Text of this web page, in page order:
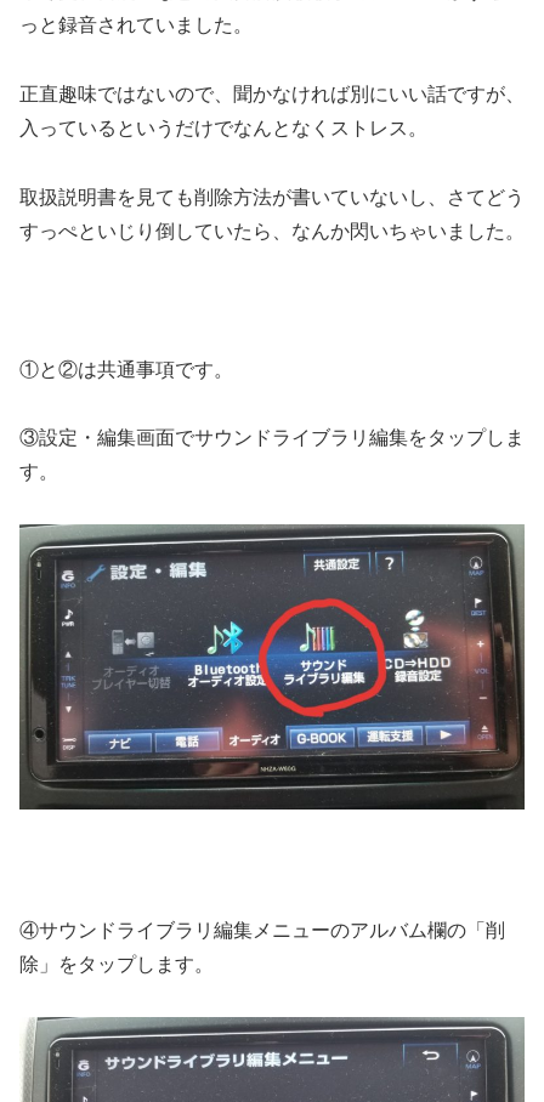
っと録音されていました。
正直趣味ではないので、聞かなければ別にいい話ですが、
入っているというだけでなんとなくストレス。
取扱説明書を見ても削除方法が書いていないし、さてどう
すっぺといじり倒していたら、なんか閃いちゃいました。
①と②は共通事項です。
③設定・編集画面でサウンドライブラリ編集をタップしま
す。
④サウンドライブラリ編集メニューのアルバム欄の「削
除」をタップします。